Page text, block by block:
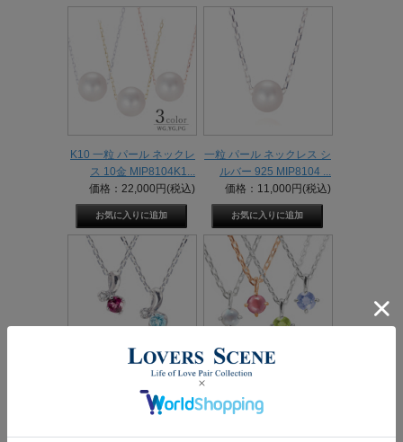
K10 一粒 パール ネックレ
ス 10金 MIP8104K1...
価格：22,000円(税込)
一粒 パール ネックレス シ
ルバー 925 MIP8104 ...
価格：11,000円(税込)
ルコニア シルバーネック
レス MIP8...
価格：13,200円(税込)
クレス MIP8102
価格：11,000円(税込)